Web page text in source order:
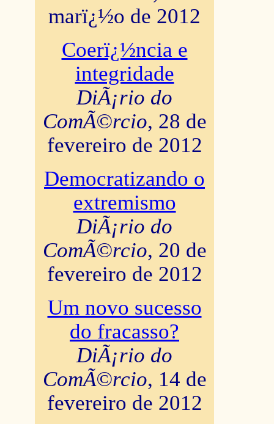
marï¿½o de 2012
Coerï¿½ncia e
integridade
DiÃ¡rio do
ComÃ©rcio, 28 de
fevereiro de 2012
Democratizando o
extremismo
DiÃ¡rio do
ComÃ©rcio, 20 de
fevereiro de 2012
Um novo sucesso
do fracasso?
DiÃ¡rio do
ComÃ©rcio, 14 de
fevereiro de 2012